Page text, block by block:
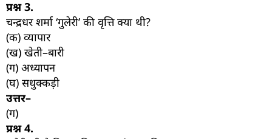
प्रश्न3.
चन्द्रधर शर्मा ‘गुलेरी’ की वृत्ति क्या थी?
(क) व्यापार
(ख) खेती–बारी
(ग) अध्यापन
(घ) सधुक्कड़ी
उत्तर–
(ग)
प्रश्न4.